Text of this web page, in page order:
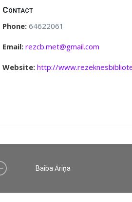
Contact
Phone: 64622061
Email: rezcb.met@gmail.com
Website: http://
Baiba Āriņa